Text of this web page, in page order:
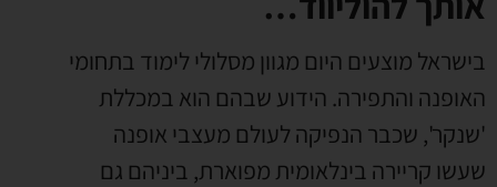
בישראל מוצעים היום מגוון מסלולי לימוד בתחומי
האופנה והתפירה. הידוע שבהם הוא במכללת
'שנקר', שכבר הנפיקה לעולם מעצבי אופנה
שעשו קריירה בינלאומית מפוארת, ביניהם גם